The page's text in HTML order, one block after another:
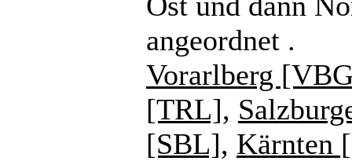
angeordnet .
Vorarlberg
[TRL],
[SBL], Kärnten